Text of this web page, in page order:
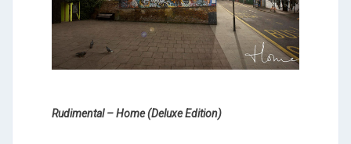
Rudimental ‎– Home (Deluxe Edition)